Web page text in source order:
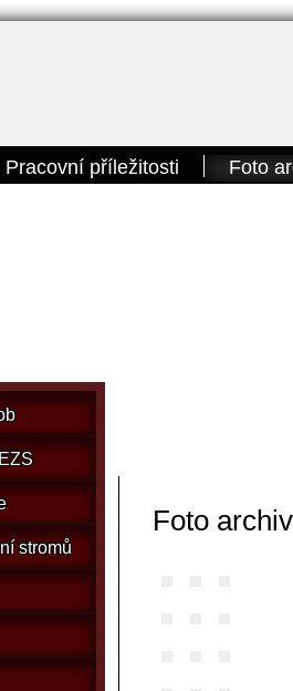
Pracovní příležitosti Foto
Foto archiv
stromů